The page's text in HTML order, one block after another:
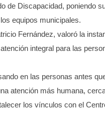
de Discapacidad, poniendo
equipos municipales.
Fernández, valoró la
integral para las
en las personas antes
atención más humana,
los vínculos con el